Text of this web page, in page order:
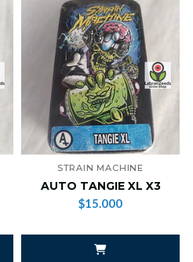
STRAIN MACHINE
AUTO TANGIE XL X3
$15.000